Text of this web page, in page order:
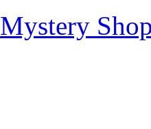
Mystery